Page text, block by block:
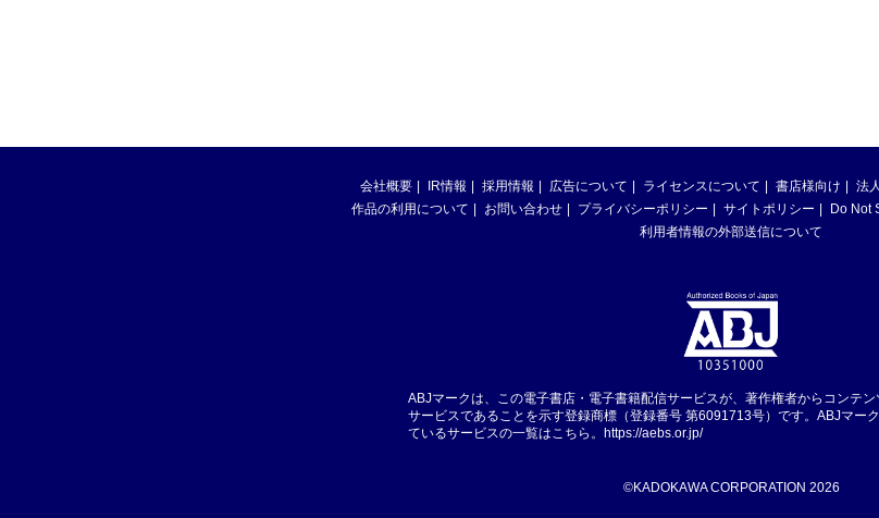
会社概要 IR情報 採用情報 広告について ライセンスについて 書店様向け 法
作品の利用について
お問い合わせ プライバシーポリシー サイトポリシー
Do Not
利用者情報の外部送信について
ABJマークは、この電子書店・電子書籍配信サービスが、著作権者からコンテ
サービスであることを示す登録商標（登録番号 第6091713号）です。ABJマー
ているサービスの一覧はこちら。 https://aebs.or.jp/
©KADOKAWA CORPORATION 2026